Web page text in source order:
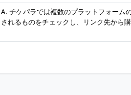
A. チケパラでは複数のプラットフォーム
されるものをチェックし、リンク先から購